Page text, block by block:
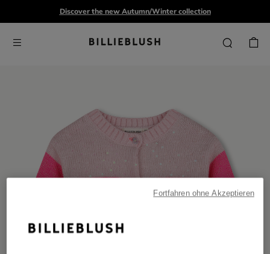
Discover the new Autumn/Winter collection
Fortfahren ohne Akzeptieren